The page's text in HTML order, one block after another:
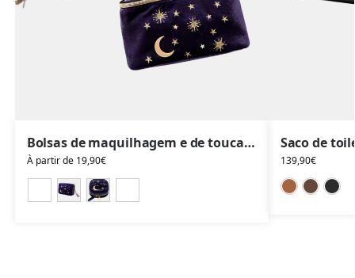
Bolsas de maquilhagem e de toucador em veludo, estojos de toucador, motivo original da noite estrelada
À partir de 19,90€ 139,90€